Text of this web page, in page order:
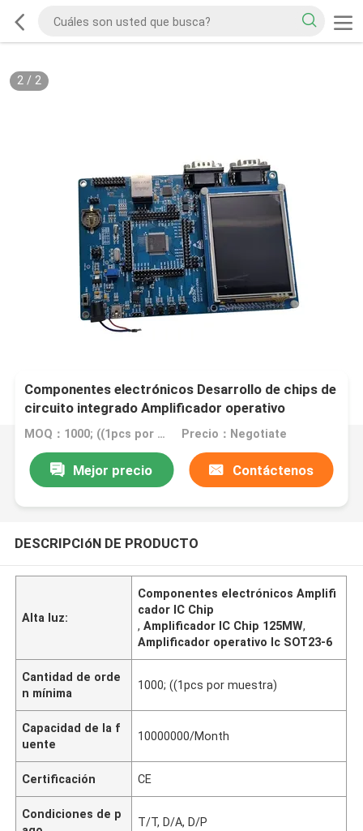
2/ 2
Componentes electrónicos Desarrollo de chips de
circuito integrado Amplificador operativo
personalizado Chip PCBA
MOQ：1000; ((1pcs por muestra) Precio：Negotiate
Mejor precio Contáctenos
DESCRIPCIóN DE PRODUCTO
Alta luz:
Componentes electrónicos Amplifi
cador IC Chip
,Amplificador IC Chip 125MW,
Amplificador operativo Ic SOT23-6
Cantidad de orde
n mínima
1000; ((1pcs por muestra)
Capacidad de la f
uente
10000000/Month
Certificación CE
Condiciones de p
T/T, D/A, D/P